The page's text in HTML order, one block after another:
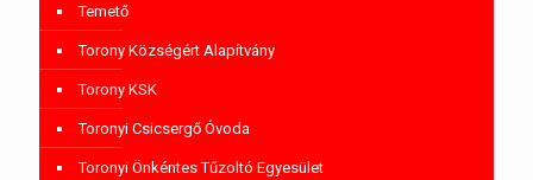
Temető
Torony Községért Alapítvány
Torony KSK
Toronyi Csicsergő Óvoda
Toronyi Önkéntes Tűzoltó Egyesület